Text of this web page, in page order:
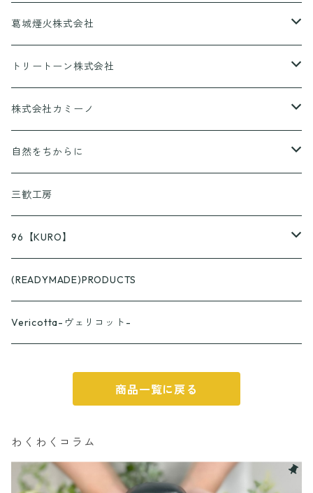
グリルQ
葛城煙火株式会社
CANPING HANABI
トリートーン株式会社
香りとあそぼ♪
京ころん
株式会社カミーノ
PAPLUS
自然をちからに
KUSURASHI
三歓工房
96【KURO】
つやつや
スプーン
ざらざら
おくりものパッケージ
パッケージA
パッケージB
(READYMADE)PRODUCTS
Vericotta-ヴェリコット-
商品一覧に戻る
わくわくコラム